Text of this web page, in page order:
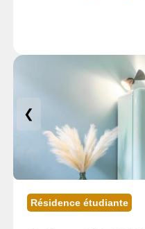
❮
Résidence étudiante